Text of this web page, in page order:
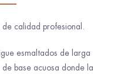
calidad profesional.
esmaltados de larga
base acuosa donde la